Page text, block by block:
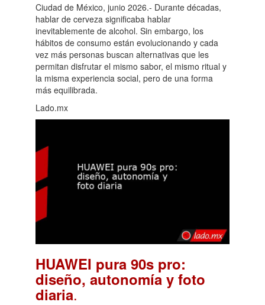
Ciudad de México, junio 2026.- Durante décadas,
hablar de cerveza significaba hablar
inevitablemente de alcohol. Sin embargo, los
hábitos de consumo están evolucionando y cada
vez más personas buscan alternativas que les
permitan disfrutar el mismo sabor, el mismo ritual y
la misma experiencia social, pero de una forma
más equilibrada.
Lado.mx
HUAWEI pura 90s pro:
diseño, autonomía y foto
diaria.